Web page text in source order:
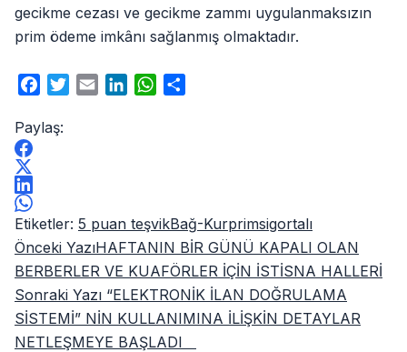
gecikme cezası ve gecikme zammı uygulanmaksızın
prim ödeme imkânı sağlanmış olmaktadır.
Facebook
TwitterEmail LinkedInWhatsApp
Paylaş:
Etiketler: 5 puan teşvikBağ-Kurprimsigortalı
Yazı
gezinmesi
Önceki YazıHAFTANIN BİR GÜNÜ KAPALI OLAN
BERBERLER VE KUAFÖRLER İÇİN İSTİSNA HALLERİ
Sonraki Yazı “ELEKTRONİK İLAN DOĞRULAMA
SİSTEMİ” NİN KULLANIMINA İLİŞKİN DETAYLAR
NETLEŞMEYE BAŞLADI